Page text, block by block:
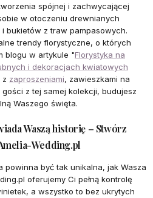
spójnej i zachwycającej
w otoczeniu drewnianych
bukietów z traw pampasowych.
trendy florystyczne, o których
blogu w artykule "Florystyka na
i dekoracjach kwiatowych
z zaproszeniami, zawieszkami na
gości z tej samej kolekcji, budujesz
Waszego święta.
Waszą historię – Stwórz
Wedding.pl
powinna być tak unikalna, jak Wasza
oferujemy Ci pełną kontrolę
a wszystko to bez ukrytych